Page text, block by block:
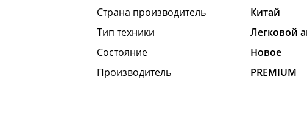
Страна производитель
Китай
Тип техники
Легковой
Состояние
Hовое
Производитель
PREMIUM